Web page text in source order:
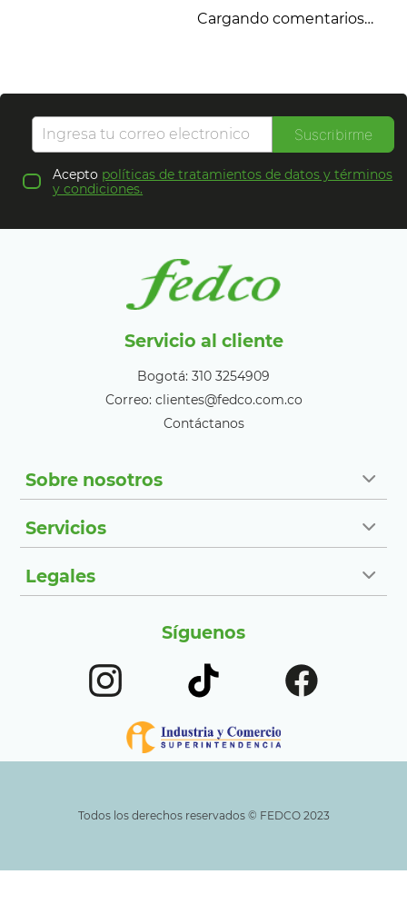
Cargando comentarios…
Suscribirme
Acepto políticas de tratamientos de datos y términos
y condiciones.
Servicio al cliente
Bogotá: 310 3254909
Correo: clientes@fedco.com.co
Contáctanos
Sobre nosotros
Servicios
Legales
Síguenos
Todos los derechos reservados ©️ FEDCO 2023